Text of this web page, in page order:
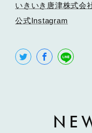
いきいき唐津株式会
公式Instagram